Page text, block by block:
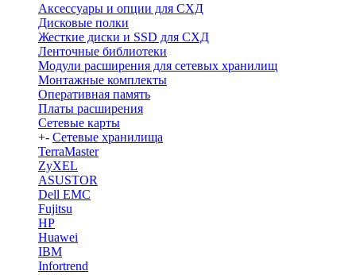
Аксессуары и опции для СХД
Дисковые полки
Жесткие диски и SSD для СХД
Ленточные библиотеки
Модули расширения для сетевых хранилищ
Монтажные комплекты
Оперативная память
Платы расширения
Сетевые карты
+- Сетевые хранилища
TerraMaster
ZyXEL
ASUSTOR
Dell EMC
Fujitsu
HP
Huawei
IBM
Infortrend